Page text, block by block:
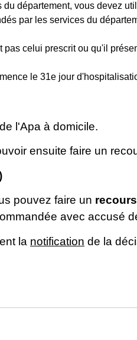
département, vous devez
par les services du
celui prescrit ou qu'il
le 31e jour
l'Apa à domicile.
ensuite faire un
pouvez faire un
avec accusé
la notification de la